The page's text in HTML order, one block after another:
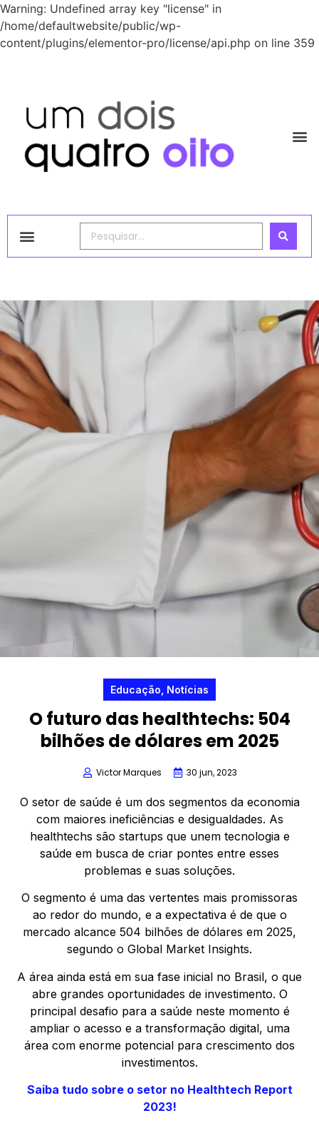
Warning: Undefined array key "license" in
/home/defaultwebsite/public/wp-
content/plugins/elementor-pro/license/api.php on line 359
Educação Notícias
O futuro das healthtechs: 504
bilhões de dólares em 2025
Victor Marques 30 jun, 2023
O setor de saúde é um dos segmentos da economia
com maiores ineficiências e desigualdades. As
healthtechs são startups que unem tecnologia e
saúde em busca de criar pontes entre esses
problemas e suas soluções.
O segmento é uma das vertentes mais promissoras
ao redor do mundo, e a expectativa é de que o
mercado alcance 504 bilhões de dólares em 2025,
segundo o Global Market Insights.
A área ainda está em sua fase inicial no Brasil, o que
abre grandes oportunidades de investimento. O
principal desafio para a saúde neste momento é
ampliar o acesso e a transformação digital, uma
área com enorme potencial para crescimento dos
investimentos.
Saiba tudo sobre o setor no Healthtech Report
2023!